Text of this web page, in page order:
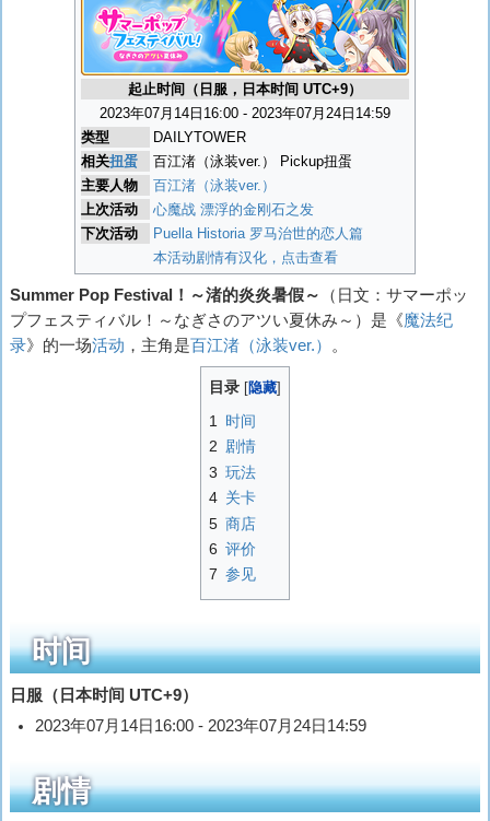
起止时间（日服，日本时间 UTC+9）
2023年07月14日16:00 - 2023年07月24日14:59
类型
DAILYTOWER
相关扭蛋
百江渚（泳装ver.） Pickup扭蛋
主要人物
百江渚（泳装ver.）
上次活动
心魔战 漂浮的金刚石之发
下次活动
Puella Historia 罗马治世的恋人篇
本活动剧情有汉化，点击查看
Summer Pop Festival！～渚的炎炎暑假～ （日文： サマーポッ
プフェスティバル！～なぎさのアツい夏休み～ ）是《魔法纪
录》的一场活动 ，主角是百江渚（泳装ver.） 。
目录
1
时间
2 剧情
3 玩法
4 关卡
5 商店
6 评价
7 参见
时间
日服（日本时间 UTC+9）
2023年07月14日16:00 - 2023年07月24日14:59
剧情